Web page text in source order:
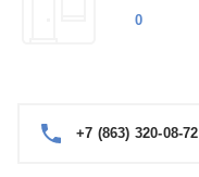
0
+7 (863) 320-08-72